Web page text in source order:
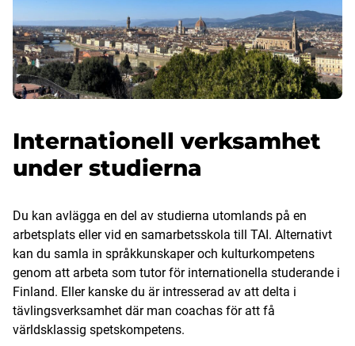
Internationell verksamhet
under studierna
Du kan avlägga en del av studierna utomlands på en
arbetsplats eller vid en samarbetsskola till TAI. Alternativt
kan du samla in språkkunskaper och kulturkompetens
genom att arbeta som tutor för internationella studerande i
Finland. Eller kanske du är intresserad av att delta i
tävlingsverksamhet där man coachas för att få
världsklassig spetskompetens.